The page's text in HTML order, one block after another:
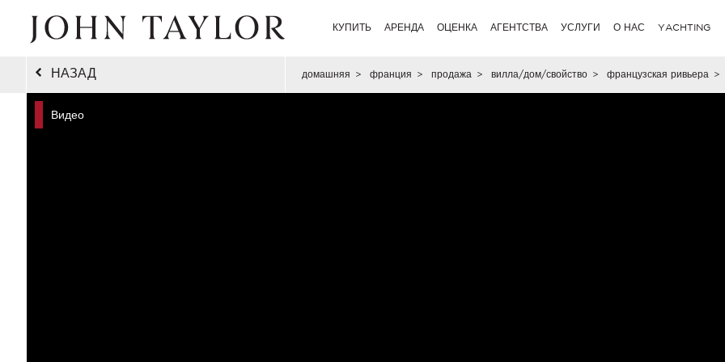
КУПИТЬ АРЕНДА ОЦЕНКА АГЕНТСТВА УСЛУГИ О НАС YACHTING
НАЗАД домашняя > франция > продажа > вилла/дом/свойство > французская ривьера >
Видео